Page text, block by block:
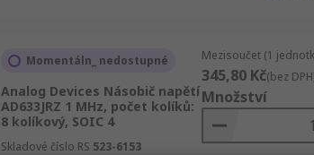
Momentáln_ nedostupné
Analog Devices Násobič napětí
AD633JRZ 1 MHz, počet kolíků:
8 kolíkový, SOIC 4
Skladové číslo RS 523-6153
Mezisoučet (1
345,80 Kč(bez
Množství